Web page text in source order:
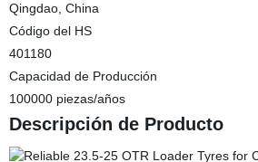
Qingdao, China
Código del HS
401180
Capacidad de Producción
100000 piezas/años
Descripción de Producto